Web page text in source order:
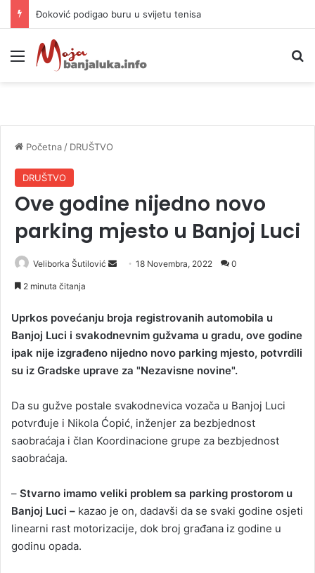
APIF izgubio spor sa komšijama, mora platiti 10.000 KM
Meni
Početna / DRUŠTVO
DRUŠTVO
Ove godine nijedno novo
parking mjesto u Banjoj Luci
Veliborka Šutilović
d
n
l
18 Novembra, 2022 0
2 minuta čitanja
Uprkos povećanju broja registrovanih automobila u
Banjoj Luci i svakodnevnim gužvama u gradu, ove godine
ipak nije izgrađeno nijedno novo parking mjesto, potvrdili
su iz Gradske uprave za "Nezavisne novine".
Da su gužve postale svakodnevica vozača u Banjoj Luci
potvrđuje i Nikola Ćopić, inženjer za bezbjednost
saobraćaja i član Koordinacione grupe za bezbjednost
saobraćaja.
– Stvarno imamo veliki problem sa parking prostorom u
Banjoj Luci – kazao je on, dadavši da se svaki godine osjeti
linearni rast motorizacije, dok broj građana iz godine u
godinu opada.